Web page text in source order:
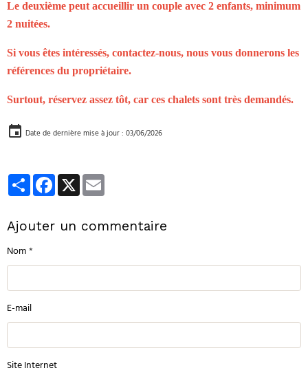
Le deuxième peut accueillir un couple avec 2 enfants, minimum
2 nuitées.
Si vous êtes intéressés, contactez-nous, nous vous donnerons les
références du propriétaire.
Surtout, réservez assez tôt, car ces chalets sont très demandés.
Date de dernière mise à jour : 03/06/2026
PartagerFacebook
X
Ajouter un commentaire
Nom
E-mail
Site Internet